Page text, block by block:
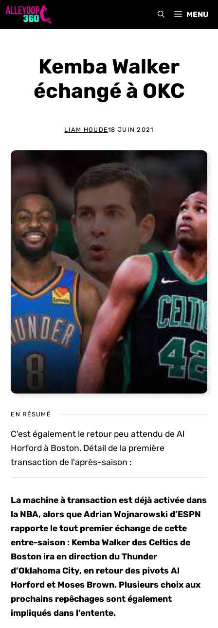
Aller
MENU
Kemba Walker
échangé à OKC
LIAM HOUDE18 JUIN 2021
EN RÉSUMÉ
C'est également le retour peu attendu de Al
Horford à Boston. Détail de la première
transaction de l'après-saison :
La machine à transaction est déjà activée dans
la NBA, alors que Adrian Wojnarowski d’ESPN
rapporte le tout premier échange de cette
entre-saison : Kemba Walker des Celtics de
Boston ira en direction du Thunder
d’Oklahoma City, en retour des pivots Al
Horford et Moses Brown. Plusieurs choix aux
prochains repêchages sont également
impliqués dans l’entente.